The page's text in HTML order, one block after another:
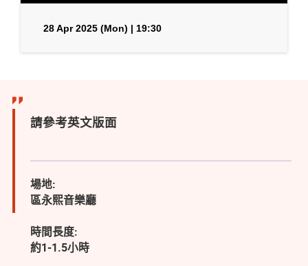
28 Apr 2025 (Mon) | 19:30
請參考英文版面
場地:
區永熙音樂廳
時間長度:
約1-1.5小時